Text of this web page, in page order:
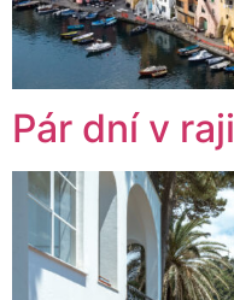
Pár dní v raji